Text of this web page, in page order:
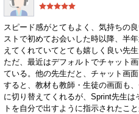
スピード感がとてもよく、気持ちの
ストで初めてお会いした時以降、半
えてくれていてとても嬉しく良い先生
ただ、最近はデフォルトでチャット
ている。他の先生だと、チャット画
すると、教材も教師・生徒の画面も
に切り替えてくれるが、Sprint先生
トを自分で出すように指示されたこ